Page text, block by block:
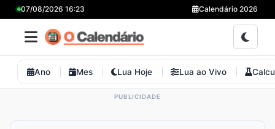
07/08/2026 16:23 Calendário 2026
Ano Mes Lua Hoje Lua ao Vivo